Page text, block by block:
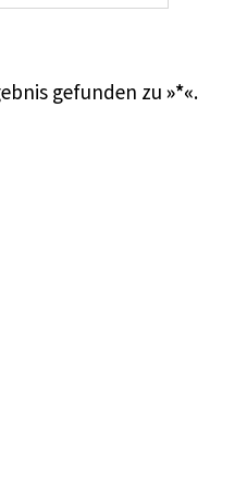
gefunden zu»*«.